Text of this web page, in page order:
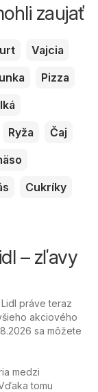
zaujať
Vajcia
Pizza
Ryža
Čaj
Cukríky
– zľavy
práve teraz
akciového
sa môžete
medzi
tomu